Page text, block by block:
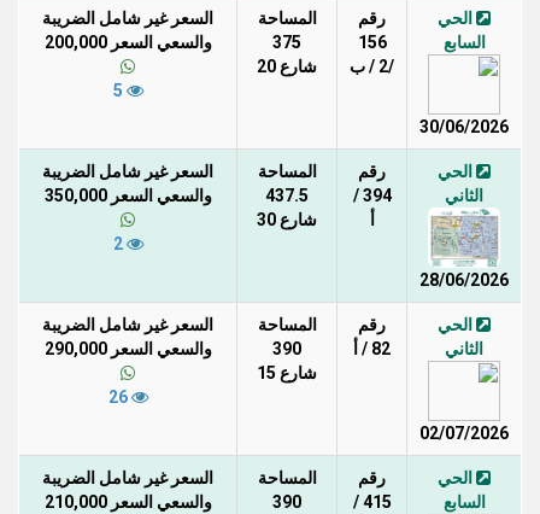
الحي
السابع
30/06/2026
رقم
156
/2 / ب
المساحة
375
شارع 20
السعر غير شامل الضريبة
والسعي السعر 200,000
الحي
الثاني
28/06/2026
رقم
394 /
المساحة
437.5
شارع 30
السعر غير شامل الضريبة
والسعي السعر 350,000
2
الحي
الثاني
02/07/2026
رقم
82 / أ
المساحة
390
شارع 15
السعر غير شامل الضريبة
والسعي السعر 290,000
26
الحي
السابع
رقم
415 /
المساحة
390
السعر غير شامل الضريبة
والسعي السعر 210,000